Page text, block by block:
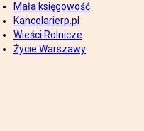
Mała księgowość
Kancelarierp.pl
Wieści Rolnicze
Życie Warszawy